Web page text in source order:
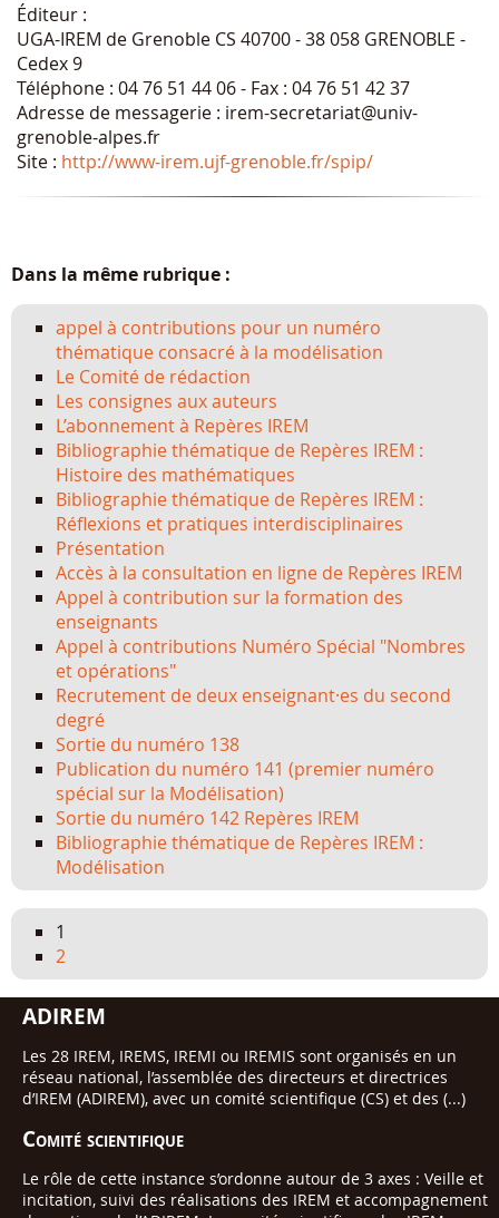
Éditeur :
UGA-IREM de Grenoble CS 40700 - 38 058 GRENOBLE -
Cedex 9
Téléphone : 04 76 51 44 06 - Fax : 04 76 51 42 37
Adresse de messagerie : irem-secretariat@univ-
grenoble-alpes.fr
Site : http://www-irem.ujf-grenoble.fr/spip/
Dans la même rubrique :
appel à contributions pour un numéro
thématique consacré à la modélisation
Le Comité de rédaction
Les consignes aux auteurs
L’abonnement à Repères IREM
Bibliographie thématique de Repères IREM :
Histoire des mathématiques
Bibliographie thématique de Repères IREM :
Réflexions et pratiques interdisciplinaires
Présentation
Accès à la consultation en ligne de Repères IREM
Appel à contribution sur la formation des
enseignants
Appel à contributions Numéro Spécial "Nombres
et opérations"
Recrutement de deux enseignant·es du second
degré
Sortie du numéro 138
Publication du numéro 141 (premier numéro
spécial sur la Modélisation)
Sortie du numéro 142 Repères IREM
Bibliographie thématique de Repères IREM :
Modélisation
1
2
ADIREM
Les 28 IREM, IREMS, IREMI ou IREMIS sont organisés en un
réseau national, l’assemblée des directeurs et directrices
d’IREM (ADIREM), avec un comité scientifique (CS) et des (...)
Comité scientifique
Le rôle de cette instance s’ordonne autour de 3 axes : Veille et
incitation, suivi des réalisations des IREM et accompagnement